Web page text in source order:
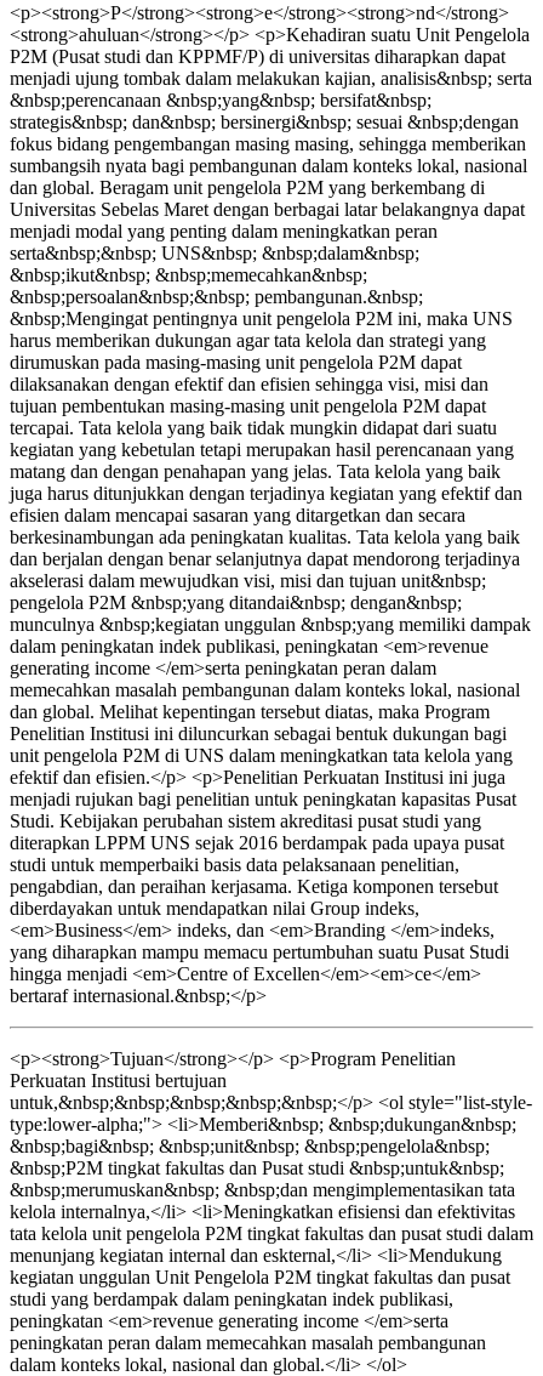
<p><strong>P</strong><strong>e</strong><strong>nd</strong>
<strong>ahuluan</strong></p> <p>Kehadiran suatu Unit Pengelola
P2M (Pusat studi dan KPPMF/P) di universitas diharapkan dapat
menjadi ujung tombak dalam melakukan kajian, analisis&nbsp; serta
&nbsp;perencanaan &nbsp;yang&nbsp; bersifat&nbsp;
strategis&nbsp; dan&nbsp; bersinergi&nbsp; sesuai &nbsp;dengan
fokus bidang pengembangan masing masing, sehingga memberikan
sumbangsih nyata bagi pembangunan dalam konteks lokal, nasional
dan global. Beragam unit pengelola P2M yang berkembang di
Universitas Sebelas Maret dengan berbagai latar belakangnya dapat
menjadi modal yang penting dalam meningkatkan peran
serta&nbsp;&nbsp; UNS&nbsp; &nbsp;dalam&nbsp;
&nbsp;ikut&nbsp; &nbsp;memecahkan&nbsp;
&nbsp;persoalan&nbsp;&nbsp; pembangunan.&nbsp;
&nbsp;Mengingat pentingnya unit pengelola P2M ini, maka UNS
harus memberikan dukungan agar tata kelola dan strategi yang
dirumuskan pada masing-masing unit pengelola P2M dapat
dilaksanakan dengan efektif dan efisien sehingga visi, misi dan
tujuan pembentukan masing-masing unit pengelola P2M dapat
tercapai. Tata kelola yang baik tidak mungkin didapat dari suatu
kegiatan yang kebetulan tetapi merupakan hasil perencanaan yang
matang dan dengan penahapan yang jelas. Tata kelola yang baik
juga harus ditunjukkan dengan terjadinya kegiatan yang efektif dan
efisien dalam mencapai sasaran yang ditargetkan dan secara
berkesinambungan ada peningkatan kualitas. Tata kelola yang baik
dan berjalan dengan benar selanjutnya dapat mendorong terjadinya
akselerasi dalam mewujudkan visi, misi dan tujuan unit&nbsp;
pengelola P2M &nbsp;yang ditandai&nbsp; dengan&nbsp;
munculnya &nbsp;kegiatan unggulan &nbsp;yang memiliki dampak
dalam peningkatan indek publikasi, peningkatan <em>revenue
generating income </em>serta peningkatan peran dalam
memecahkan masalah pembangunan dalam konteks lokal, nasional
dan global. Melihat kepentingan tersebut diatas, maka Program
Penelitian Institusi ini diluncurkan sebagai bentuk dukungan bagi
unit pengelola P2M di UNS dalam meningkatkan tata kelola yang
efektif dan efisien.</p> <p>Penelitian Perkuatan Institusi ini juga
menjadi rujukan bagi penelitian untuk peningkatan kapasitas Pusat
Studi. Kebijakan perubahan sistem akreditasi pusat studi yang
diterapkan LPPM UNS sejak 2016 berdampak pada upaya pusat
studi untuk memperbaiki basis data pelaksanaan penelitian,
pengabdian, dan peraihan kerjasama. Ketiga komponen tersebut
diberdayakan untuk mendapatkan nilai Group indeks,
<em>Business</em> indeks, dan <em>Branding </em>indeks,
yang diharapkan mampu memacu pertumbuhan suatu Pusat Studi
hingga menjadi <em>Centre of Excellen</em><em>ce</em>
bertaraf internasional.&nbsp;</p>
<p><strong>Tujuan</strong></p> <p>Program Penelitian
Perkuatan Institusi bertujuan
untuk,&nbsp;&nbsp;&nbsp;&nbsp;&nbsp;</p> <ol style="list-style-
type:lower-alpha;"> <li>Memberi&nbsp; &nbsp;dukungan&nbsp;
&nbsp;bagi&nbsp; &nbsp;unit&nbsp; &nbsp;pengelola&nbsp;
&nbsp;P2M tingkat fakultas dan Pusat studi &nbsp;untuk&nbsp;
&nbsp;merumuskan&nbsp; &nbsp;dan mengimplementasikan tata
kelola internalnya,</li> <li>Meningkatkan efisiensi dan efektivitas
tata kelola unit pengelola P2M tingkat fakultas dan pusat studi dalam
menunjang kegiatan internal dan eskternal,</li> <li>Mendukung
kegiatan unggulan Unit Pengelola P2M tingkat fakultas dan pusat
studi yang berdampak dalam peningkatan indek publikasi,
peningkatan <em>revenue generating income </em>serta
peningkatan peran dalam memecahkan masalah pembangunan
dalam konteks lokal, nasional dan global.</li> </ol>